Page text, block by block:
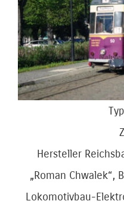
Hersteller
„Roman Chwalek“,
Lokomotivbau-